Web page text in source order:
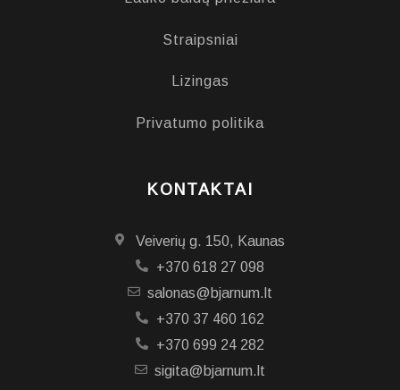
Straipsniai
Lizingas
Privatumo politika
KONTAKTAI
Veiverių g. 150, Kaunas
+370 618 27 098
salonas@bjarnum.lt
+370 37 460 162
+370 699 24 282
sigita@bjarnum.lt